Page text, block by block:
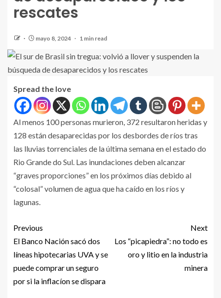
rescates
mayo 8, 2024 1 min read
Spread the love
Al menos 100 personas murieron, 372 resultaron heridas y
128 están desaparecidas por los desbordes de ríos tras
las lluvias torrenciales de la última semana en el estado do
Rio Grande do Sul. Las inundaciones deben alcanzar
“graves proporciones” en los próximos días debido al
“colosal” volumen de agua que ha caído en los ríos y
lagunas.
Previous
El Banco Nación sacó dos
líneas hipotecarias UVA y se
puede comprar un seguro
por si la inflacíon se dispara
Next
Los “picapiedra”: no todo es
oro y litio en la industria
minera